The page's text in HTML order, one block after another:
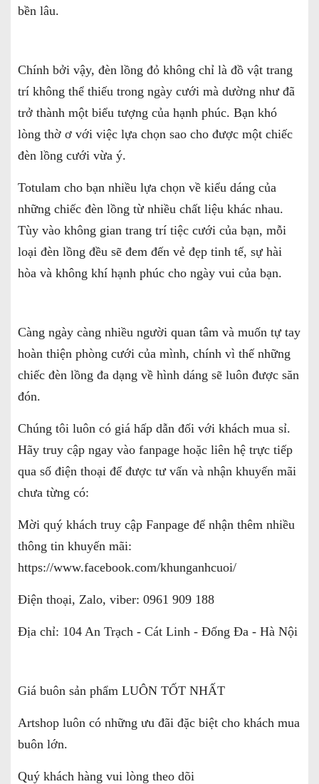
bền lâu.
Chính bởi vậy, đèn lồng đỏ không chỉ là đồ vật trang
trí không thể thiếu trong ngày cưới mà dường như đã
trở thành một biểu tượng của hạnh phúc. Bạn khó
lòng thờ ơ với việc lựa chọn sao cho được một chiếc
đèn lồng cưới vừa ý.
Totulam cho bạn nhiều lựa chọn về kiểu dáng của
những chiếc đèn lồng từ nhiều chất liệu khác nhau.
Tùy vào không gian trang trí tiệc cưới của bạn, mỗi
loại đèn lồng đều sẽ đem đến vẻ đẹp tinh tế, sự hài
hòa và không khí hạnh phúc cho ngày vui của bạn.
Càng ngày càng nhiều người quan tâm và muốn tự tay
hoàn thiện phòng cưới của mình, chính vì thế những
chiếc đèn lồng đa dạng về hình dáng sẽ luôn được săn
đón.
Chúng tôi luôn có giá hấp dẫn đối với khách mua sỉ.
Hãy truy cập ngay vào fanpage hoặc liên hệ trực tiếp
qua số điện thoại để được tư vấn và nhận khuyến mãi
chưa từng có:
Mời quý khách truy cập Fanpage để nhận thêm nhiều
thông tin khuyến mãi:
https://www.facebook.com/khunganhcuoi/
Điện thoại, Zalo, viber: 0961 909 188
Địa chỉ: 104 An Trạch - Cát Linh - Đống Đa - Hà Nội
Giá buôn sản phẩm LUÔN TỐT NHẤT
Artshop luôn có những ưu đãi đặc biệt cho khách mua
buôn lớn.
Quý khách hàng vui lòng theo dõi